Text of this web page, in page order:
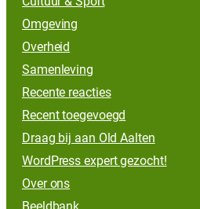
Omgeving
Overheid
Samenleving
Recente reacties
Recent toegevoegd
Draag bij aan Old Aalten
WordPress expert gezocht!
Over ons